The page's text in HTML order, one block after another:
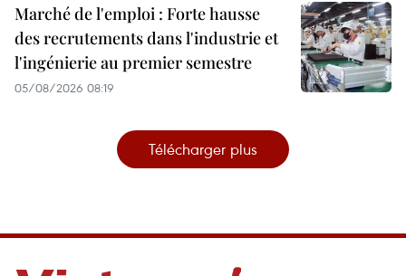
Marché de l'emploi : Forte hausse
des recrutements dans l'industrie et
l'ingénierie au premier semestre
05/08/2026 08:19
Télécharger plus